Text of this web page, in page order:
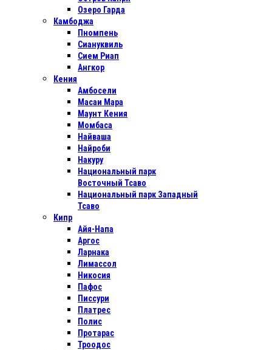
Озеро Гарда
Камбоджа
Пномпень
Сиануквиль
Сием Риап
Ангкор
Кения
Амбосели
Масаи Мара
Маунт Кения
Момбаса
Найваша
Найроби
Накуру
Национальный парк
Восточный Тсаво
Национальный парк Западный
Тсаво
Кипр
Айя-Напа
Аргос
Ларнака
Лимассол
Никосия
Пафос
Писсури
Платрес
Полис
Протарас
Троодос